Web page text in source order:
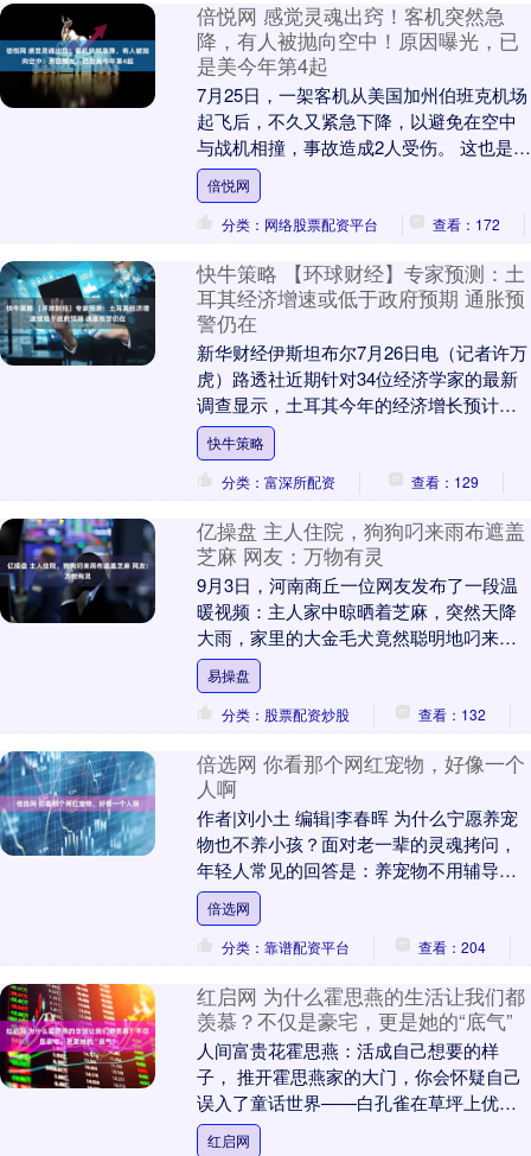
倍悦网 感觉灵魂出窍！客机突然急
降，有人被抛向空中！原因曝光，已
是美今年第4起
7月25日，一架客机从美国加州伯班克机场
起飞后，不久又紧急下降，以避免在空中
与战机相撞，事故造成2人受伤。 这也是美
国今年发生的第四起客机与军机直接相撞
或险些相....
倍悦网
分类：网络股票配资平台
查看：172
快牛策略 【环球财经】专家预测：土
耳其经济增速或低于政府预期 通胀预
警仍在
新华财经伊斯坦布尔7月26日电（记者许万
虎）路透社近期针对34位经济学家的最新
调查显示，土耳其今年的经济增长预计将
低于政府预期，而通胀水平则可能高于官
方目标。 ....
快牛策略
分类：富深所配资
查看：129
亿操盘 主人住院，狗狗叼来雨布遮盖
芝麻 网友：万物有灵
9月3日，河南商丘一位网友发布了一段温
暖视频：主人家中晾晒着芝麻，突然天降
大雨，家里的大金毛犬竟然聪明地叼来雨
布，仔细地盖在芝麻上面，避免被雨水淋
湿。 更令人感....
易操盘
分类：股票配资炒股
查看：132
倍选网 你看那个网红宠物，好像一个
人啊
作者|刘小土 编辑|李春晖 为什么宁愿养宠
物也不养小孩？面对老一辈的灵魂拷问，
年轻人常见的回答是：养宠物不用辅导作
业、不用报兴趣班、更不用操心考学上
岸。 如果现....
倍选网
分类：靠谱配资平台
查看：204
红启网 为什么霍思燕的生活让我们都
羡慕？不仅是豪宅，更是她的“底气”
人间富贵花霍思燕：活成自己想要的样
子， 推开霍思燕家的大门，你会怀疑自己
误入了童话世界——白孔雀在草坪上优雅
开屏，穿着白裙的女主人抱着价值六位数
红启网